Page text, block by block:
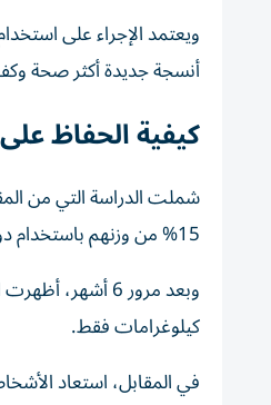
ويعتمد الإجراء على
أنسجة جديدة أكثر صحة
كيفية الحفاظ على 80% من الوزن المفقود
15% من وزنهم باستخدام دواء «تيرزيباتيد» قبل التوقف عنه.
كيلوغرامات فقط.
في المقابل، استعاد الأشخاص الذين لم